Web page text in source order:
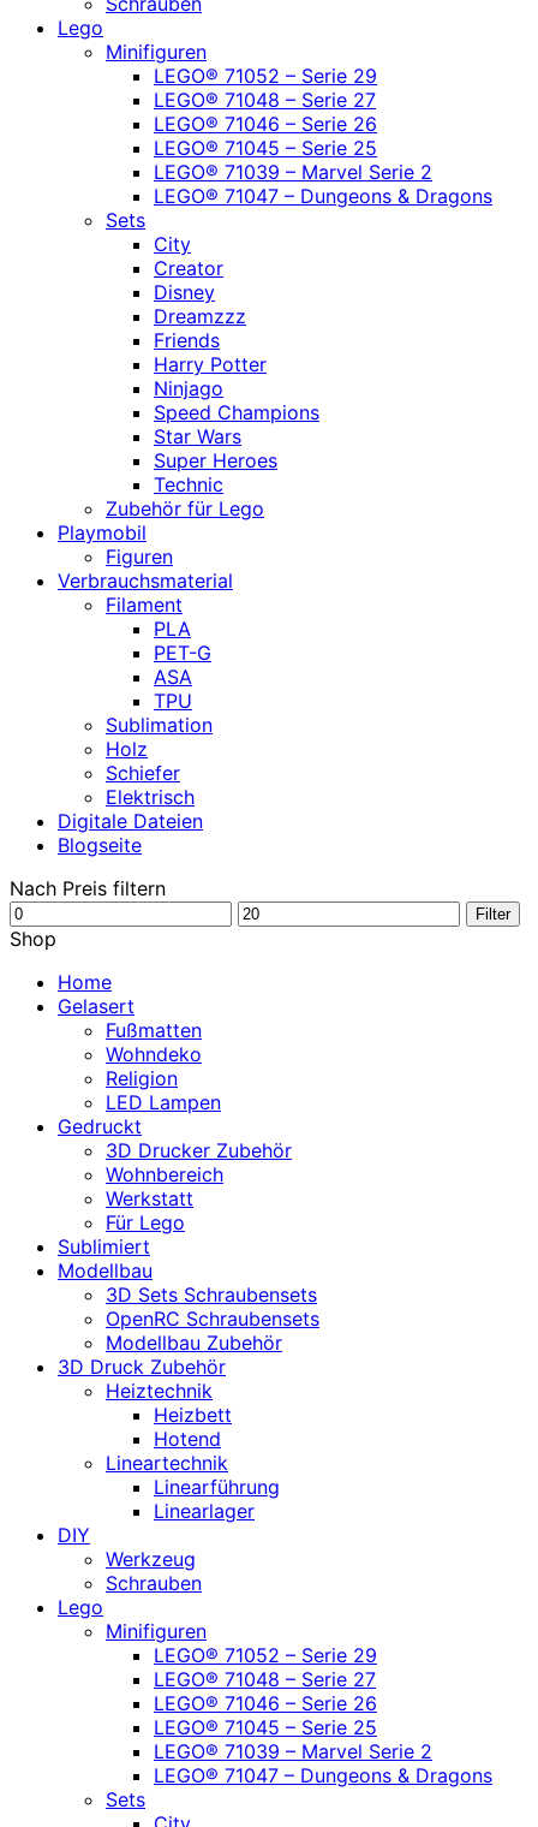
Lego
Minifiguren
LEGO® 71052 – Serie 29
LEGO® 71048 – Serie 27
LEGO® 71046 – Serie 26
LEGO® 71045 – Serie 25
LEGO® 71039 – Marvel Serie 2
LEGO® 71047 – Dungeons & Dragons
Sets
City
Creator
Disney
Dreamzzz
Friends
Harry Potter
Ninjago
Speed Champions
Star Wars
Super Heroes
Technic
Zubehör für Lego
Playmobil
Figuren
Verbrauchsmaterial
Filament
PLA
PET-G
ASA
TPU
Sublimation
Holz
Schiefer
Elektrisch
Digitale Dateien
Blogseite
Nach Preis filtern
Min.
Preis
Max.
Filter
Shop
Home
Gelasert
Fußmatten
Wohndeko
Religion
LED Lampen
Gedruckt
3D Drucker Zubehör
Wohnbereich
Werkstatt
Für Lego
Sublimiert
Modellbau
3D Sets Schraubensets
OpenRC Schraubensets
Modellbau Zubehör
3D Druck Zubehör
Heiztechnik
Heizbett
Hotend
Lineartechnik
Linearführung
Linearlager
DIY
Werkzeug
Schrauben
Lego
Minifiguren
LEGO® 71052 – Serie 29
LEGO® 71048 – Serie 27
LEGO® 71046 – Serie 26
LEGO® 71045 – Serie 25
LEGO® 71039 – Marvel Serie 2
LEGO® 71047 – Dungeons & Dragons
Sets